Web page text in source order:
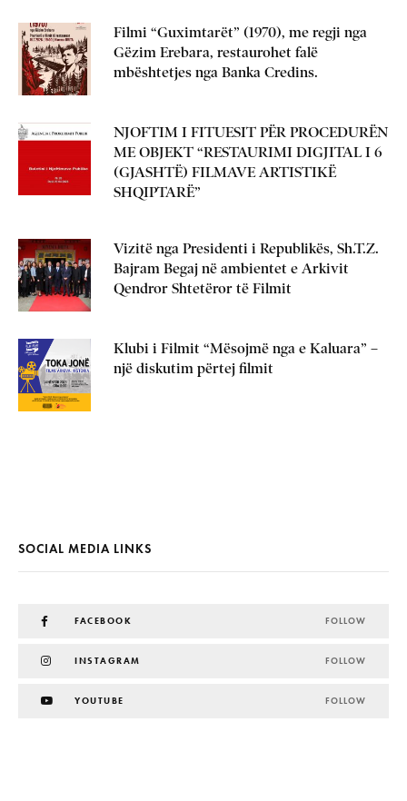
Filmi “Guximtarët” (1970), me regji nga
Gëzim Erebara, restaurohet falë
mbështetjes nga Banka Credins.
NJOFTIM I FITUESIT PËR PROCEDURËN
ME OBJEKT “RESTAURIMI DIGJITAL I 6
(GJASHTË) FILMAVE ARTISTIKË
SHQIPTARË”
Vizitë nga Presidenti i Republikës, Sh.T.Z.
Bajram Begaj në ambientet e Arkivit
Qendror Shtetëror të Filmit
Klubi i Filmit “Mësojmë nga e Kaluara” –
një diskutim përtej filmit
SOCIAL MEDIA LINKS
FACEBOOK FOLLOW
INSTAGRAM FOLLOW
YOUTUBE FOLLOW